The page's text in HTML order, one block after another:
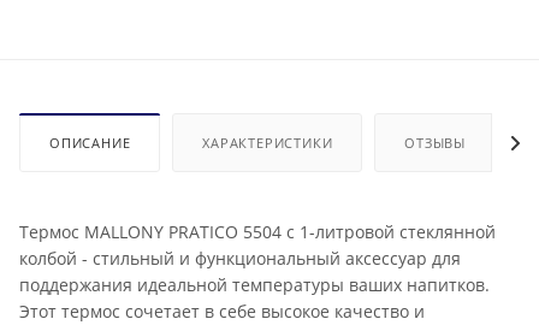
ОПИСАНИЕ ХАРАКТЕРИСТИКИ ОТЗЫВЫ
Термос MALLONY PRATICO 5504 с 1-литровой стеклянной
колбой - стильный и функциональный аксессуар для
поддержания идеальной температуры ваших напитков.
Этот термос сочетает в себе высокое качество и